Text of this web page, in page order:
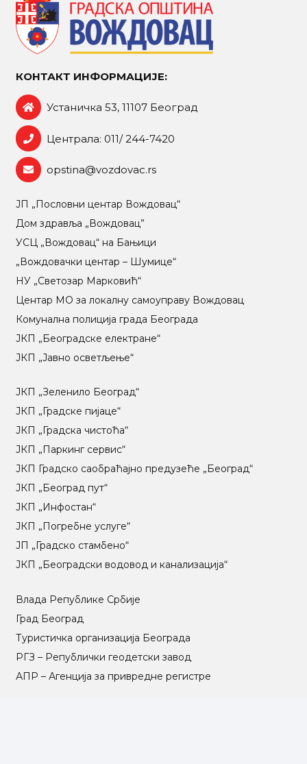
КОНТАКТ ИНФОРМАЦИЈЕ:
Устаничка 53, 11107 Београд
Централа: 011/ 244-7420
opstina@vozdovac.rs
ЈП „Пословни центар Вождовац“
Дом здравља „Вождовац”
УСЦ „Вождовац“ на Бањици
„Вождовачки центар – Шумице“
НУ „Светозар Марковић“
Центар МO за локалну самоуправу Вождовац
Комунална полиција града Београда
ЈКП „Београдске електране“
ЈКП „Јавно осветљење“
ЈКП „Зеленило Београд“
ЈКП „Градске пијаце“
ЈКП „Градска чистоћа“
ЈКП „Паркинг сервис“
ЈКП Градско саобраћајно предузеће „Београд“
ЈКП „Београд пут“
ЈКП „Инфостан“
ЈКП „Погребне услуге“
ЈП „Градско стамбено“
ЈКП „Београдски водовод и канализација“
Влада Републике Србије
Град Београд
Туристичка организација Београда
РГЗ – Републички геодетски завод
АПР – Агенција за привредне регистре